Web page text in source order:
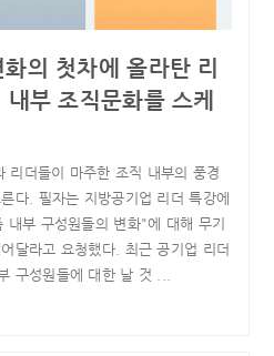
의 첫차에 올라탄 리
부 조직문화를 스케
리더들이 마주한 조직 내부의 풍경
다. 필자는 지방공기업 리더 특강에
내부 구성원들의 변화"에 대해 무기
달라고 요청했다. 최근 공기업 리더
구성원들에 대한 날 것 ...